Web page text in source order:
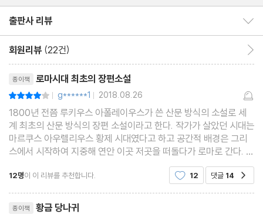
출판사 리뷰
회원리뷰 (22건)
종이책 로마시대 최초의 장편소설
| g******1 | 2018.08.26
1800년 전쯤 루키우스 아폴레이우스가 쓴 산문 방식의 소설로 세
계 최초의 산문 방식의 장편 소설이라고 한다. 작가가 살았던 시대는
마르쿠스 아우렐리우스 황제 시대였다고 하고 공간적 배경은 그리
스에서 시작하여 지중해 연안 이곳 저곳을 떠돌다가 로마로 간다. 장
편 소설이라고 하지만 소설 속에 여러 다른 소설들이 비중이 별로 없
는 작중 인물들을 통해 전달되는 형태로 되어 있
12명이 이 리뷰를 추천합니다. 12 댓글 14
종이책 황금 당나귀